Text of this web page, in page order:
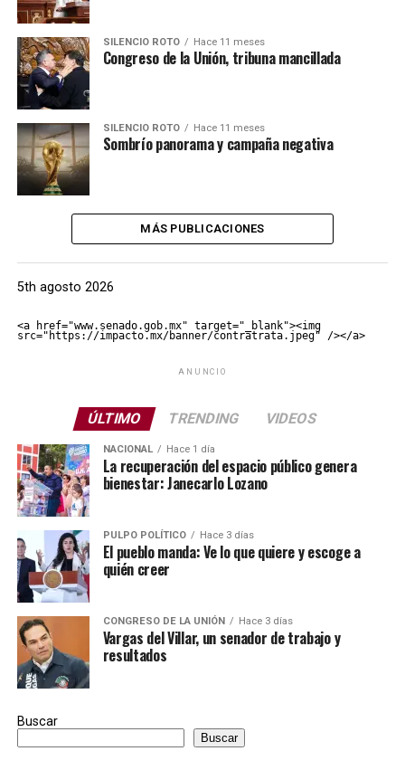
SILENCIO ROTO Hace 11 meses
Congreso de la Unión, tribuna mancillada
SILENCIO ROTO Hace 11 meses
Sombrío panorama y campaña negativa
MÁS PUBLICACIONES
5th agosto 2026
<a href="www.senado.gob.mx" target="_blank"><img
src="https://impacto.mx/banner/contratrata.jpeg" /></a>
ANUNCIO
ÚLTIMO TRENDING VIDEOS
NACIONAL Hace 1 día
La recuperación del espacio público genera
bienestar: Janecarlo Lozano
PULPO POLÍTICO Hace 3 días
El pueblo manda: Ve lo que quiere y escoge a
quién creer
CONGRESO DE LA UNIÓN Hace 3 días
Vargas del Villar, un senador de trabajo y
resultados
Buscar
Buscar